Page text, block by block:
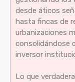
desde áticos
hasta fincas de
urbanizaciones
consolidándose
inversor
Lo que